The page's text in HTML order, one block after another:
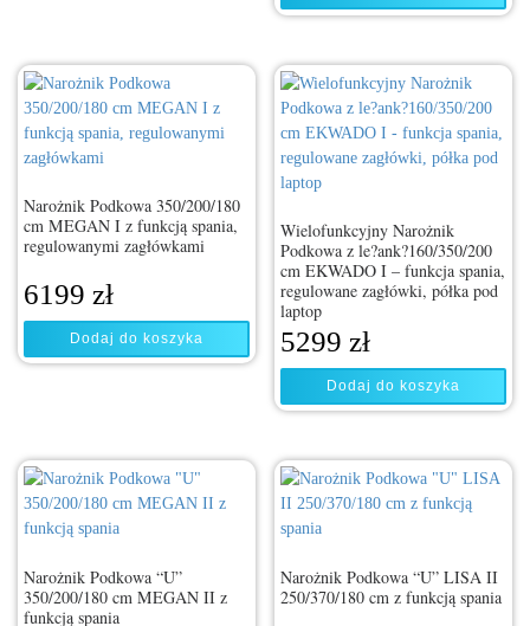
Narożnik Podkowa 350/200/180
cm MEGAN I z funkcją spania,
regulowanymi zagłówkami
6199 zł
Dodaj do koszyka
Wielofunkcyjny Narożnik
Podkowa z le?ank?160/350/200
cm EKWADO I – funkcja spania,
regulowane zagłówki, półka pod
laptop
5299 zł
Dodaj do koszyka
Narożnik Podkowa “U”
350/200/180 cm MEGAN II z
funkcją spania
Narożnik Podkowa “U” LISA II
250/370/180 cm z funkcją spania